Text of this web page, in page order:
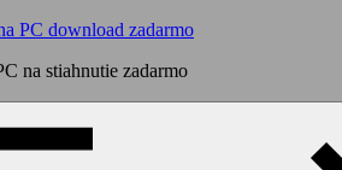
PC download zadarmo
na stiahnutie zadarmo